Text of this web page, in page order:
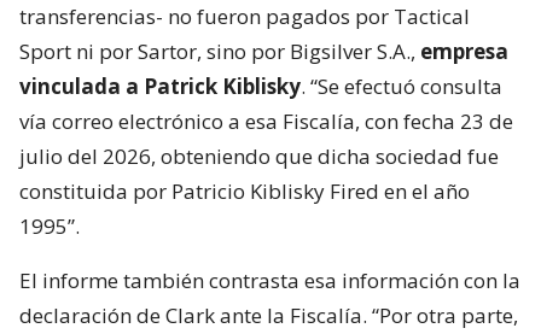
transferencias- no fueron pagados por Tactical
Sport ni por Sartor, sino por Bigsilver S.A., empresa
vinculada a Patrick Kiblisky. “Se efectuó consulta
vía correo electrónico a esa Fiscalía, con fecha 23 de
julio del 2026, obteniendo que dicha sociedad fue
constituida por Patricio Kiblisky Fired en el año
1995”.
El informe también contrasta esa información con la
declaración de Clark ante la Fiscalía. “Por otra parte,